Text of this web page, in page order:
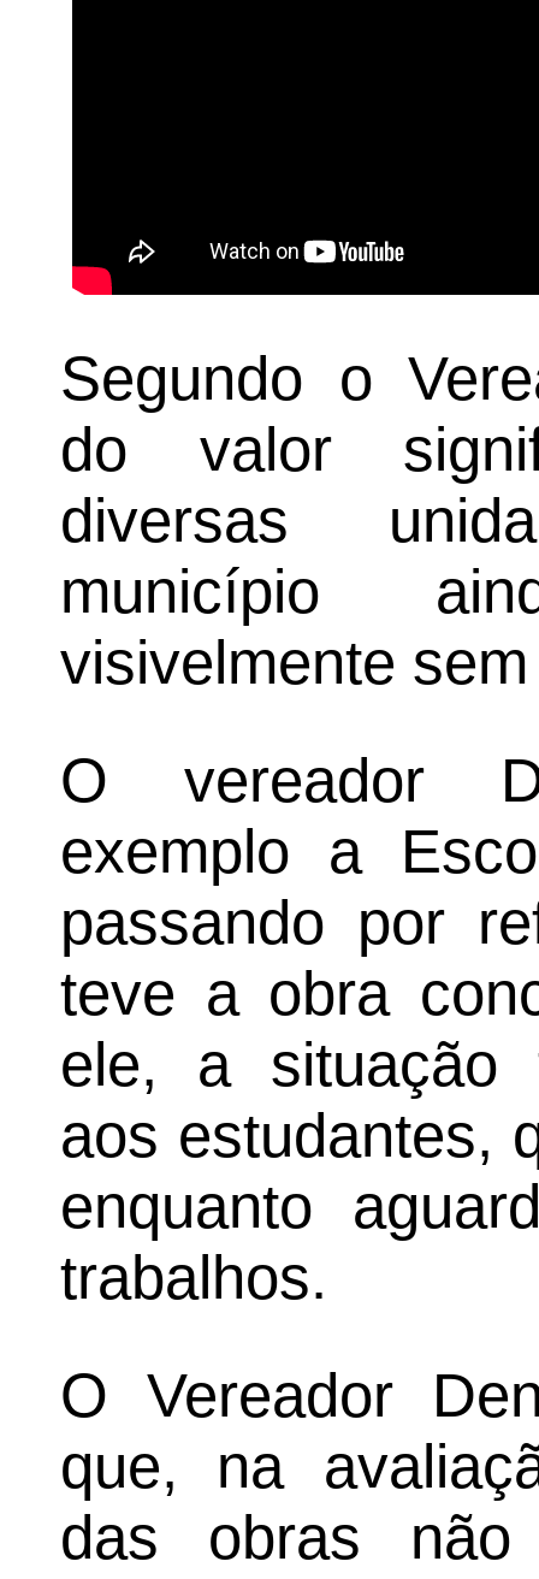
Segundo o
do valor
diversas
município
visivelmente
O vereador
exemplo a
passando por
teve a obra
ele, a situação
aos estudantes,
enquanto
trabalhos.
O Vereador
que, na
das obras